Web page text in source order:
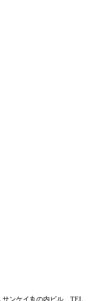
サンケイ丸の内ビル TEL